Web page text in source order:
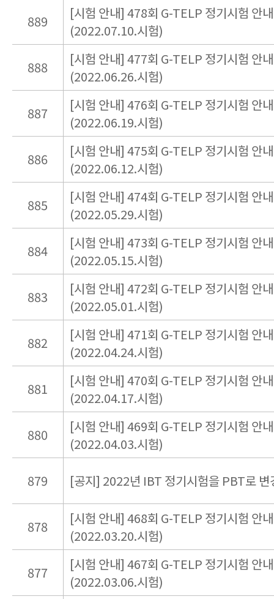
889
[시험 안내] 478회 G-TELP 정기시험 안내
(2022.07.10.시험)
888
[시험 안내] 477회 G-TELP 정기시험 안내
(2022.06.26.시험)
887
[시험 안내] 476회 G-TELP 정기시험 안내
(2022.06.19.시험)
886
[시험 안내] 475회 G-TELP 정기시험 안내
(2022.06.12.시험)
885
[시험 안내] 474회 G-TELP 정기시험 안내
(2022.05.29.시험)
884
[시험 안내] 473회 G-TELP 정기시험 안내
(2022.05.15.시험)
883
[시험 안내] 472회 G-TELP 정기시험 안내
(2022.05.01.시험)
882
[시험 안내] 471회 G-TELP 정기시험 안내
(2022.04.24.시험)
881
[시험 안내] 470회 G-TELP 정기시험 안내
(2022.04.17.시험)
880
[시험 안내] 469회 G-TELP 정기시험 안내
(2022.04.03.시험)
879 [공지] 2022년 IBT 정기시험을 PBT로 변
878
[시험 안내] 468회 G-TELP 정기시험 안내
(2022.03.20.시험)
877
[시험 안내] 467회 G-TELP 정기시험 안내
(2022.03.06.시험)